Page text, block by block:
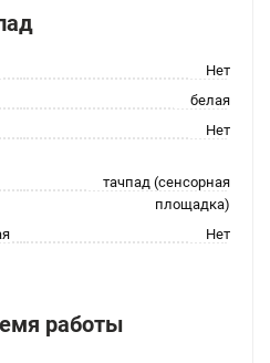
Нет
белая
Нет
тачпад (сенсорная
площадка)
Нет
работы